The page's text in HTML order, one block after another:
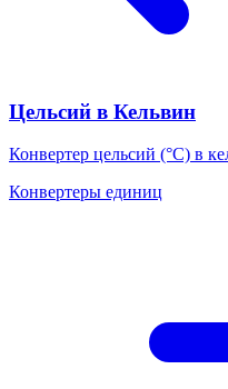
Цельсий в Кельвин
Конвертер цельсий (°C) в
Конвертеры единиц